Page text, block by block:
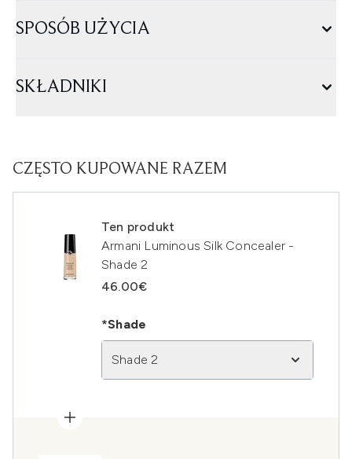
SPOSÓB UŻYCIA
SKŁADNIKI
CZĘSTO KUPOWANE RAZEM
Ten produkt
Armani Luminous Silk Concealer -
Shade 2
46.00€
*Shade
Shade 2